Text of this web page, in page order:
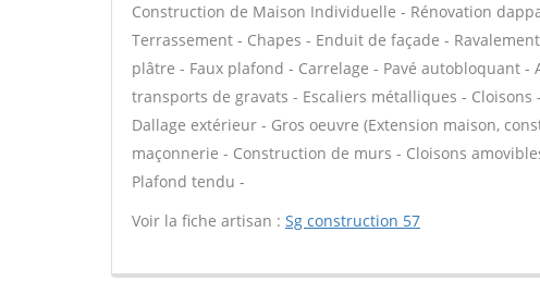
Construction de Maison Individuelle - Rénovation
Terrassement - Chapes - Enduit de façade -
plâtre - Faux plafond - Carrelage - Pavé autobloquant
transports de gravats - Escaliers métalliques -
Dallage extérieur - Gros oeuvre (Extension maison,
maçonnerie - Construction de murs - Cloisons
Plafond tendu -
Voir la fiche artisan : Sg construction 57